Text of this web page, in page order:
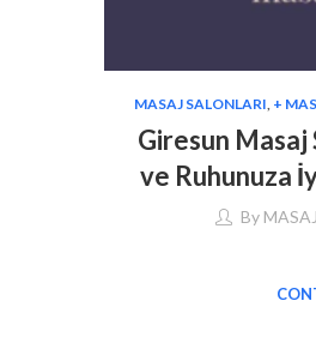
MASAJ SALONLARI, +
Giresun Masaj
ve Ruhunuza
By